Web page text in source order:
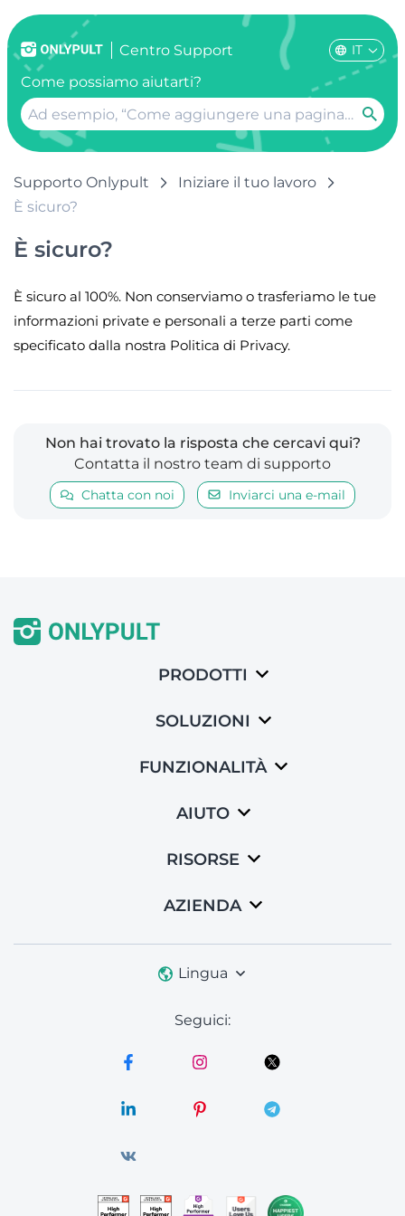
Centro Support IT
Come possiamo aiutarti?
Supporto Onlypult
Iniziare il tuo lavoro
È sicuro?
È sicuro?
È sicuro al 100%. Non conserviamo o trasferiamo le tue
informazioni private e personali a terze parti come
specificato dalla nostra Politica di Privacy.
Non hai trovato la risposta che cercavi qui?
Contatta il nostro team di supporto
Chatta con noi Inviarci una e-mail
PRODOTTI
SOLUZIONI
FUNZIONALITÀ
AIUTO
RISORSE
AZIENDA
Lingua
Seguici: